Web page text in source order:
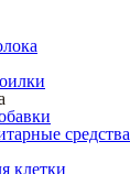
средства
клетки